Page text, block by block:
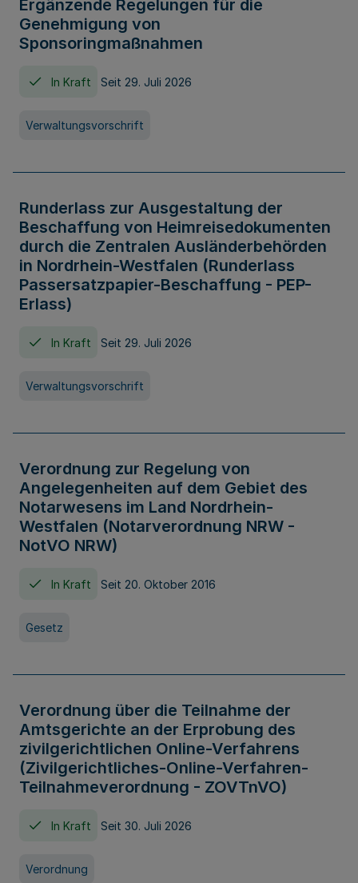
Ergänzende Regelungen für die
Genehmigung von
Sponsoringmaßnahmen
In Kraft Seit 29. Juli 2026
Verwaltungsvorschrift
Runderlass zur Ausgestaltung der
Beschaffung von Heimreisedokumenten
durch die Zentralen Ausländerbehörden
in Nordrhein-Westfalen (Runderlass
Passersatzpapier-Beschaffung - PEP-
Erlass)
In Kraft Seit 29. Juli 2026
Verwaltungsvorschrift
Verordnung zur Regelung von
Angelegenheiten auf dem Gebiet des
Notarwesens im Land Nordrhein-
Westfalen (Notarverordnung NRW -
NotVO NRW)
In Kraft Seit 20. Oktober 2016
Gesetz
Verordnung über die Teilnahme der
Amtsgerichte an der Erprobung des
zivilgerichtlichen Online-Verfahrens
(Zivilgerichtliches-Online-Verfahren-
Teilnahmeverordnung - ZOVTnVO)
In Kraft Seit 30. Juli 2026
Verordnung